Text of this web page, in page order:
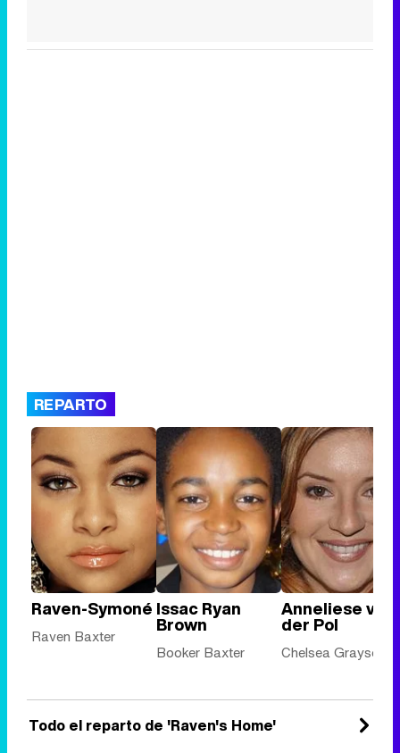
REPARTO
Raven-Symoné
Raven Baxter
Issac Ryan
Brown
Booker Baxter
Anneliese van
der Pol
Chelsea Grayson
Todo el reparto de 'Raven's Home'